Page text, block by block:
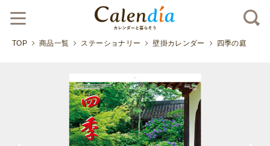
TOP 商品一覧 ステーショナリー 壁掛カレンダー 四季の庭